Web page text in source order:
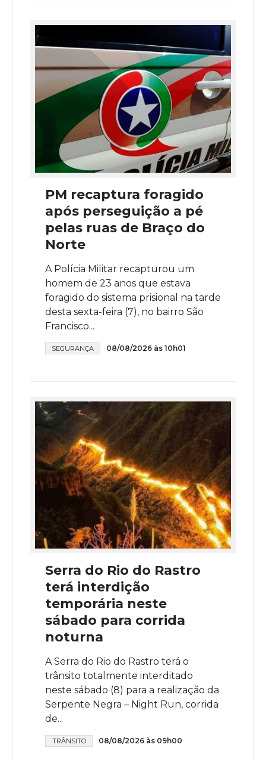
PM recaptura foragido
após perseguição a pé
pelas ruas de Braço do
Norte
A Polícia Militar recapturou um
homem de 23 anos que estava
foragido do sistema prisional na tarde
desta sexta-feira (7), no bairro São
Francisco...
SEGURANÇA 08/08/2026 às 10h01
Serra do Rio do Rastro
terá interdição
temporária neste
sábado para corrida
noturna
A Serra do Rio do Rastro terá o
trânsito totalmente interditado
neste sábado (8) para a realização da
Serpente Negra – Night Run, corrida
de...
TRÂNSITO 08/08/2026 às 09h00